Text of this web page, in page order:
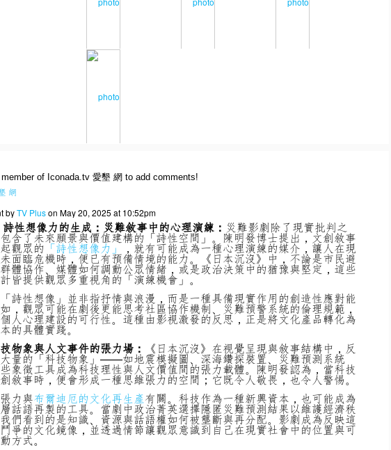
of Iconada.tv 愛墾 網 to add comments!
網
byTV Pluson May 20, 2025 at 10:52pm
詩性想像力的生成：災難敘事中的心理演練： 災難影劇除了現實批判之
含了未來願景與價值建構的「詩性空間」。陳明發博士提出，文創敘事
觀眾的 「詩性想像力」 ，就有可能成為一種心理演練的媒介，讓人在現
面臨危機時，便已有預備情境的能力。《日本沉沒》中，不論是市民避
體協作、媒體如何調動公眾情緒，或是政治決策中的猶豫與堅定，這些
皆提供觀眾多重視角的「演練機會」。
詩性想像」並非指抒情與浪漫，而是一種具備現實作用的創造性應對能
，觀眾可能在劇後更能思考社區協作機制、災難預警系統的倫理規範，
人心理建設的可行性。這種由影視激發的反思，正是將文化產品轉化為
的具體實踐。
物象與人文事件的張力場：
《日本沉沒》在視覺呈現與敘事結構中，反
量的「科技物象」——如地震模擬圖、深海鑽探裝置、災難預測系統
象徵工具成為科技理性與人文價值間的張力載體。陳明發認為，當科技
敘事時，便會形成一種思維張力的空間；它既令人敬畏，也令人警惕。
力與布爾迪厄的文化再生產有關。科技作為一種新興資本，也可能成為
話語再製的工具。當劇中政治菁英選擇隱匿災難預測結果以維護經濟秩
們看到的是知識、資源與話語權如何被壟斷與再分配。影劇成為反映這
爭的文化鏡像，並透過情節讓觀眾意識到自己在現實社會中的位置與可
方式。